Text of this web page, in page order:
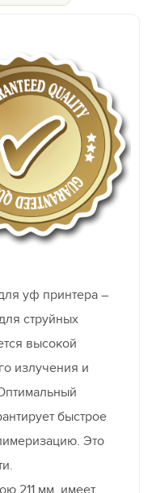
уф принтера –
струйных
высокой
излучения и
быстрое
Это
211 мм, имеет